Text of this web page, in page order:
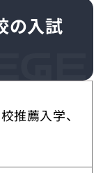
の入試
推薦入学、